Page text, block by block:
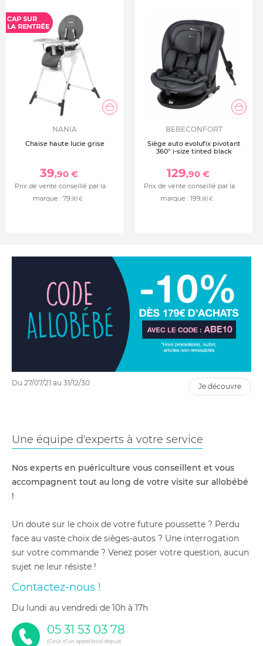
NANIA
Chaise haute lucie grise
39,90 €
Prix de vente conseillé par la
marque : 79,90 €
BEBECONFORT
Siège auto evolufix pivotant
360° i-size tinted black
129,90 €
Prix de vente conseillé par la
marque : 199,90 €
Du 27/07/21 au 31/12/30 je découvre
Une équipe d'experts à votre service
Nos experts en puériculture vous conseillent et vous
accompagnent tout au long de votre visite sur allobébé
!
Un doute sur le choix de votre future poussette ? Perdu
face au vaste choix de sièges-autos ? Une interrogation
sur votre commande ? Venez poser votre question, aucun
sujet ne leur résiste !
Contactez-nous !
du lundi au vendredi de 10h à 17h
05 31 53 03 78
(Coût d'un appel local depuis